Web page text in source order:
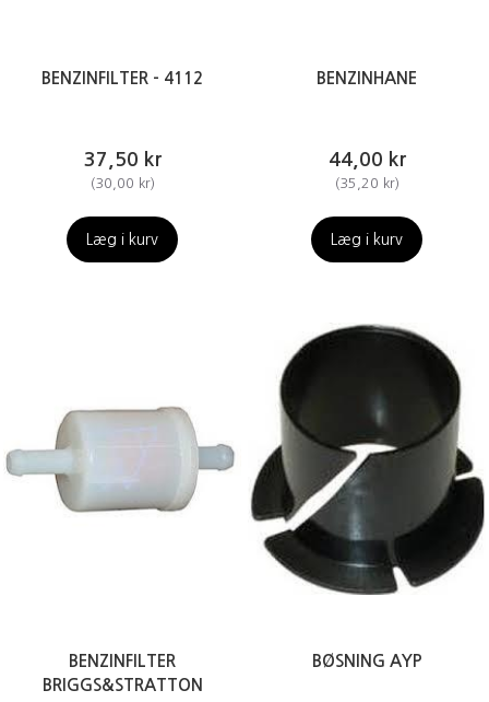
BENZINFILTER - 4112
37,50 kr
(30,00 kr)
Læg i kurv
BENZINHANE
44,00 kr
(35,20 kr)
Læg i kurv
BENZINFILTER
BRIGGS&STRATTON
BØSNING AYP